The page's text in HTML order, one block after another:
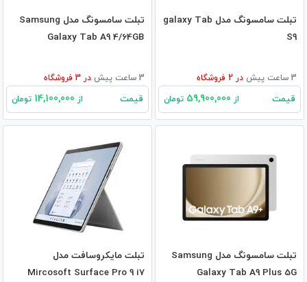
تبلت سامسونگ مدل galaxy Tab
S9
3 ساعت پیش در فروشگاه
قیمت از تومان
تبلت سامسونگ مدل Samsung
Galaxy Tab A9 4/64GB
3 ساعت پیش در فروشگاه
قیمت از تومان
تبلت سامسونگ مدل Samsung
Galaxy Tab A9 Plus 5G
تبلت مایکروسافت مدل
Mircosoft Surface Pro 9 i7